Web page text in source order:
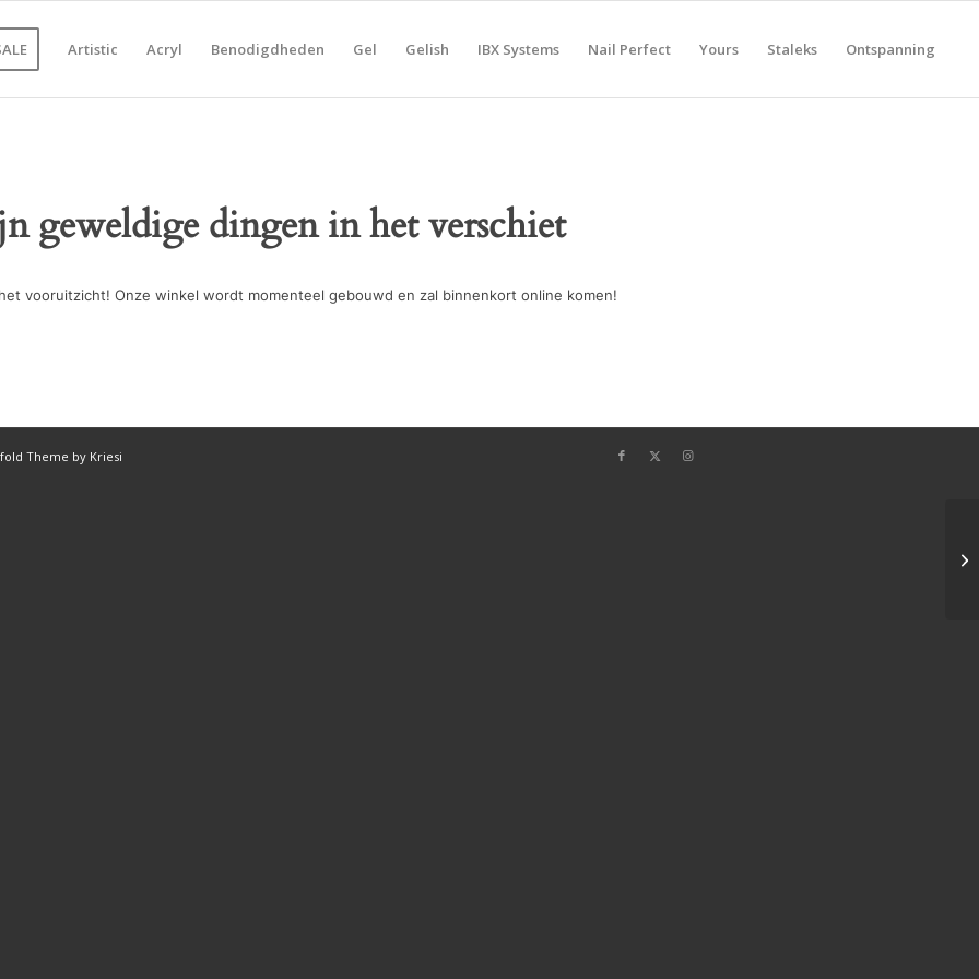
Artistic Acryl Benodigdheden Gel Gelish IBX Systems Nail Perfect Yours Staleks Ontspanning
geweldige dingen in het verschiet
vooruitzicht! Onze winkel wordt momenteel gebouwd en zal binnenkort online komen!
Theme by Kriesi